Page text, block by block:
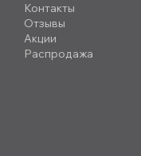
Контакты
Отзывы
Акции
Распродажа